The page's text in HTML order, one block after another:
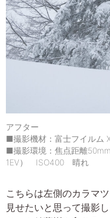
アフター
■撮影機材：富士フイルム
■撮影環境：焦点距離
1EV） ISO400 晴れ
こちらは左側のカラマ
見せたいと思って撮影